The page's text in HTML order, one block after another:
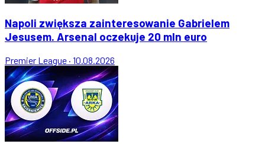
Napoli zwiększa zainteresowanie Gabrielem
Jesusem. Arsenal oczekuje 20 mln euro
Premier League · 10.08.2026